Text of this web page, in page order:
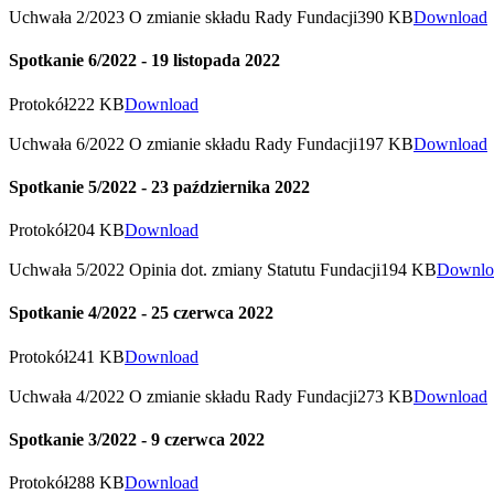
Uchwała 2/2023 O zmianie składu Rady Fundacji390 KBDownload
Spotkanie 6/2022 - 19 listopada 2022
Protokół222 KBDownload
Uchwała 6/2022 O zmianie składu Rady Fundacji197 KBDownload
Spotkanie 5/2022 - 23 października 2022
Protokół204 KBDownload
Uchwała 5/2022 Opinia dot. zmiany Statutu Fundacji194 KB
Spotkanie 4/2022 - 25 czerwca 2022
Protokół241 KBDownload
Uchwała 4/2022 O zmianie składu Rady Fundacji273 KBDownload
Spotkanie 3/2022 - 9 czerwca 2022
Protokół288 KBDownload